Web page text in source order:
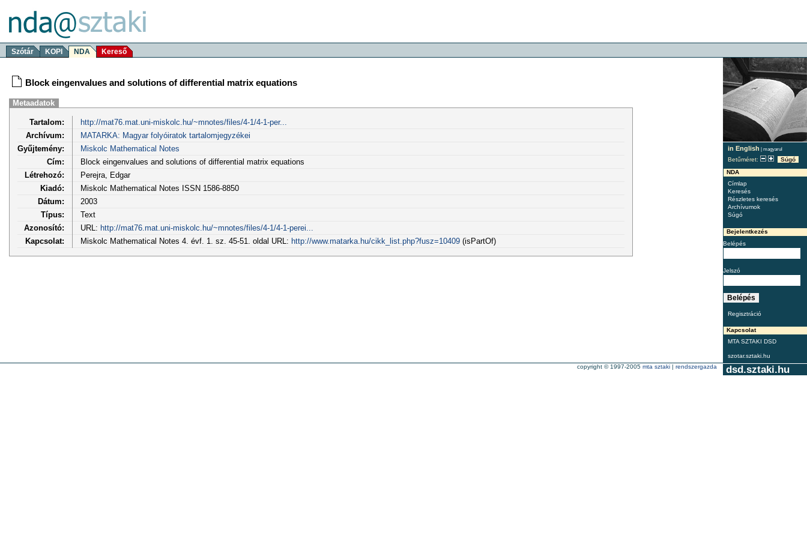
Szótár KOPI NDA Kereső
in English | magyarul
Betűméret:
Súgó
NDA
Címlap
Keresés
Részletes keresés
Archívumok
Súgó
Bejelentkezés
Belépés
Jelszó
Regisztráció
Kapcsolat
MTA SZTAKI DSD
szotar.sztaki.hu
Block eingenvalues and solutions of differential matrix equations
Metaadatok
Tartalom:
http://mat76.mat.uni-miskolc.hu/~mnotes/files/4-1/4-1-per...
Archívum:
MATARKA: Magyar folyóiratok tartalomjegyzékei
Gyűjtemény:
Miskolc Mathematical Notes
Cím:
Block eingenvalues and solutions of differential matrix equations
Létrehozó:
Perejra, Edgar
Kiadó:
Miskolc Mathematical Notes ISSN 1586-8850
Dátum:
2003
Típus:
Text
Azonosító:
URL: http://mat76.mat.uni-miskolc.hu/~mnotes/files/4-1/4-1-perei...
Kapcsolat:
Miskolc Mathematical Notes 4. évf. 1. sz. 45-51. oldal URL: http://www.matarka.hu/cikk_list.php?fusz=10409(isPartOf)
dsd.sztaki.hu
copyright © 1997-2005 mta sztaki | rendszergazda